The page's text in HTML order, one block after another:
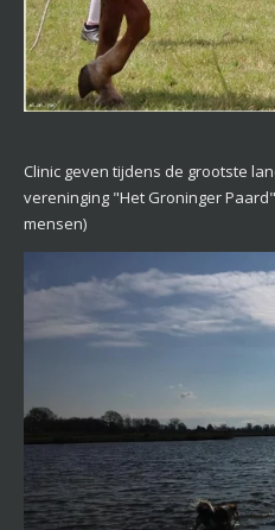
Clinic geven tijdens de grootste
vereninging "Het Groninger
mensen)